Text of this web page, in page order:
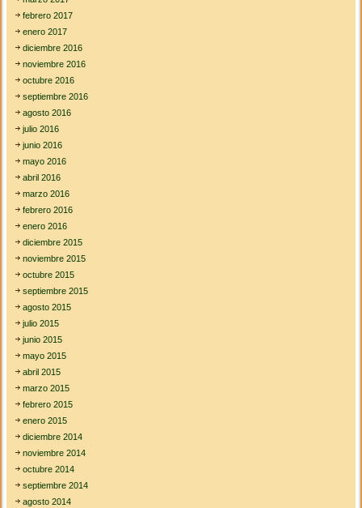
febrero 2017
enero 2017
diciembre 2016
noviembre 2016
octubre 2016
septiembre 2016
agosto 2016
julio 2016
junio 2016
mayo 2016
abril 2016
marzo 2016
febrero 2016
enero 2016
diciembre 2015
noviembre 2015
octubre 2015
septiembre 2015
agosto 2015
julio 2015
junio 2015
mayo 2015
abril 2015
marzo 2015
febrero 2015
enero 2015
diciembre 2014
noviembre 2014
octubre 2014
septiembre 2014
agosto 2014